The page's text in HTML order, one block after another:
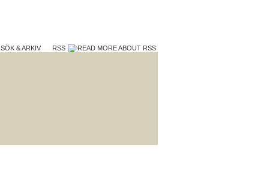
SÖK & ARKIV RSS